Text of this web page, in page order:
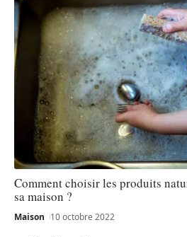
Comment choisir les produits
sa maison ?
Maison 10 octobre 2022